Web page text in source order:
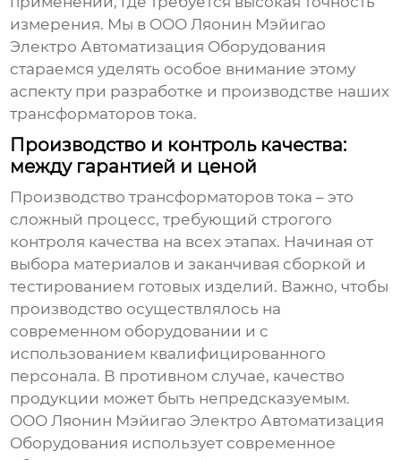
измерения. Мы в ООО Ляонин Мэйигао
Электро Автоматизация Оборудования
стараемся уделять особое внимание этому
аспекту при разработке и производстве наших
трансформаторов тока.
Производство и контроль качества:
между гарантией и ценой
Производство трансформаторов тока – это
сложный процесс, требующий строгого
контроля качества на всех этапах. Начиная от
выбора материалов и заканчивая сборкой и
тестированием готовых изделий. Важно, чтобы
производство осуществлялось на
современном оборудовании и с
использованием квалифицированного
персонала. В противном случае, качество
продукции может быть непредсказуемым.
ООО Ляонин Мэйигао Электро Автоматизация
Оборудования использует современное